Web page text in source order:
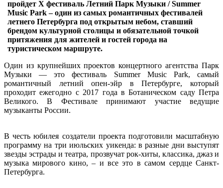
пройдет Х фестиваль Летний Парк Музыки / Summer
Music Park – один из самых романтичных фестивалей
летнего Петербурга под открытым небом, ставший
брендом культурной столицы и обязательной точкой
притяжения для жителей и гостей города на
туристическом маршруте.
Один из крупнейших проектов концертного агентства Парк
Музыки — это фестиваль Summer Music Park, самый
романтичный летний опен-эйр в Петербурге, который
проходит ежегодно с 2017 года в Ботаническом саду Петра
Великого. В Фестивале принимают участие ведущие
музыканты России.
В честь юбилея создатели проекта подготовили масштабную
программу на три июльских уикенда: в разные дни выступят
звезды эстрады и театра, прозвучат рок-хиты, классика, джаз и
музыка мирового кино, – и все это в самом сердце Санкт-
Петербурга.